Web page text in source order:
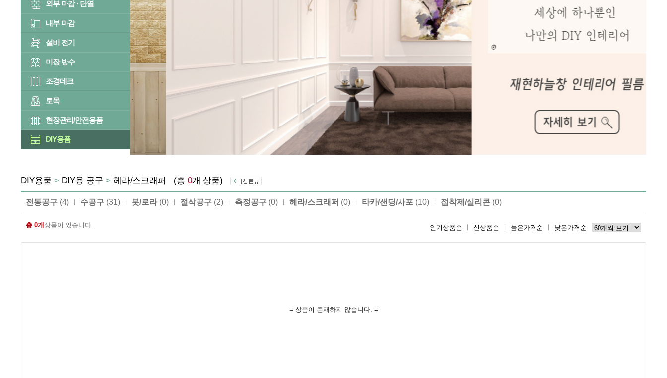
외부 마감 · 단열
내부 마감
설비 전기
미장 방수
조경데크
토목
현장관리/안전용품
DIY용품
DIY용품 > DIY용 공구 > 헤라/스크래퍼 (총 0개 상품)
전동공구 (4) 수공구 (31) 붓/로라 (0) 절삭공구 (2) 측정공구 (0) 헤라/스크래퍼 (0) 타카/샌딩/사포 (10) 접착제/실리콘 (0)
총 0개 상품이 있습니다. 인기상품순 신상품순 높은가격순 낮은가격순
= 상품이 존재하지 않습니다. =